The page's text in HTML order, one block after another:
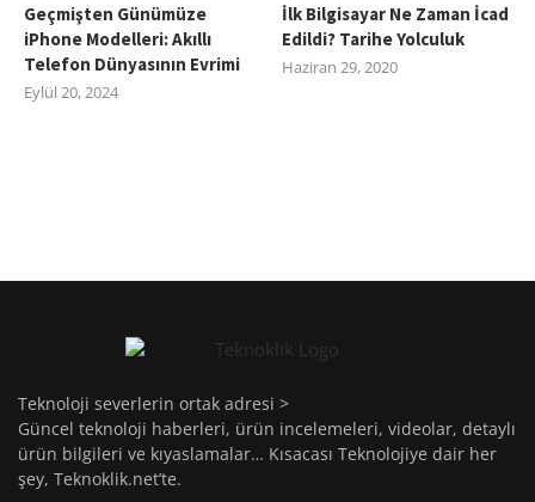
Geçmişten Günümüze
iPhone Modelleri: Akıllı
Telefon Dünyasının Evrimi
Eylül 20, 2024
İlk Bilgisayar Ne Zaman İcad
Edildi? Tarihe Yolculuk
Haziran 29, 2020
Teknoloji severlerin ortak adresi >
Güncel teknoloji haberleri, ürün incelemeleri, videolar, detaylı
ürün bilgileri ve kıyaslamalar… Kısacası Teknolojiye dair her
şey, Teknoklik.net’te.